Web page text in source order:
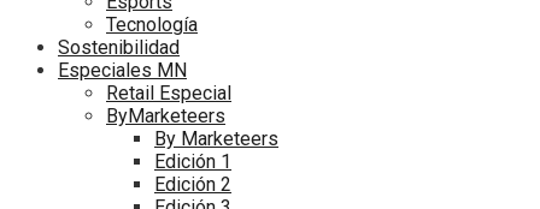
Tecnología
Sostenibilidad
Especiales MN
Retail Especial
ByMarketeers
By Marketeers
Edición 1
Edición 2